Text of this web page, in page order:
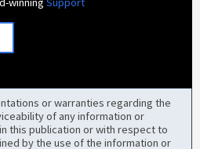
or warranties regarding the
of any information or
this publication or with respect to
by the use of the information or